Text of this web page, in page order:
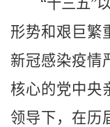
“十三五”
形势和艰巨繁
新冠感染疫情
核心的党中央
领导下，在历